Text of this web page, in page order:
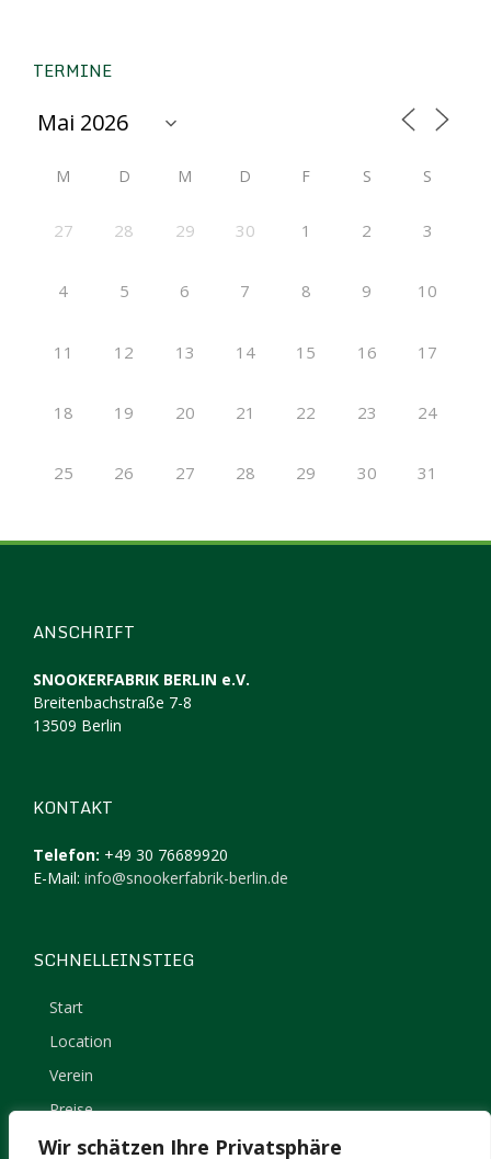
Wir schätzen Ihre Privatsphäre
TERMINE
M D M D F S S
27 28 29 30 1 2 3
4 5 6 7 8 9 10
11 12 13 14 15 16 17
18 19 20 21 22 23 24
25 26 27 28 29 30 31
ANSCHRIFT
SNOOKERFABRIK BERLIN e.V.
Breitenbachstraße 7-8
13509 Berlin
KONTAKT
Telefon: +49 30 76689920
E-Mail: info@snookerfabrik-berlin.de
SCHNELLEINSTIEG
Start
Location
Verein
Preise
Kontakt